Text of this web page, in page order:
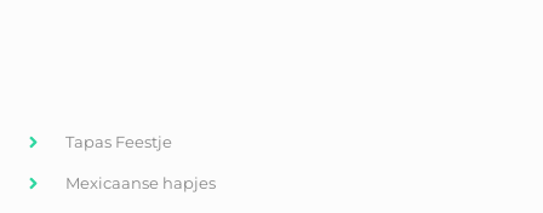
Tapas Feestje
Mexicaanse hapjes